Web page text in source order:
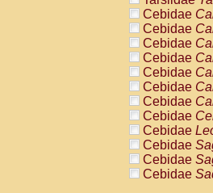
Cebidae
Cebidae
Cebidae
Cebidae
Cebidae
Cebidae
Cebidae
Cebidae
Cebidae
Cebidae
Cebidae
Cebidae